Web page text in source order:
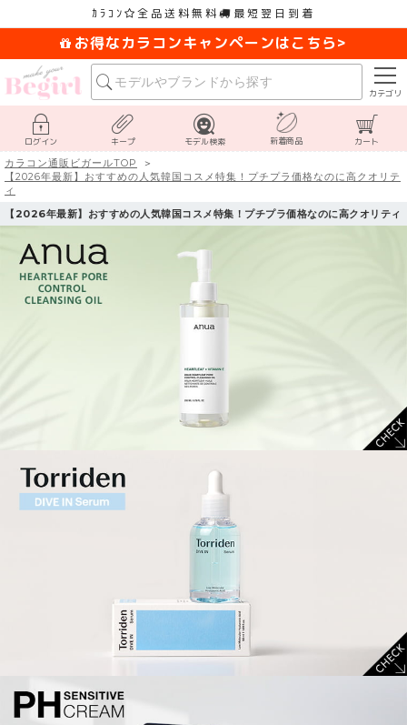
ｶﾗｺﾝ 全品送料無料 最短翌日到着
お得なカラコンキャンペーンはこちら>
カテゴリ
ログイン キープ モデル検索 新着商品 カート
カラコン通販ビガールTOP
【2026年最新】おすすめの人気韓国コスメ特集！プチプラ価格なのに高クオリテ
ィ
【2026年最新】おすすめの人気韓国コスメ特集！プチプラ価格なのに高クオリティ